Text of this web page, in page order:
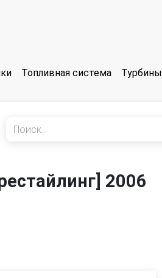
Топливная система Турбины
2006